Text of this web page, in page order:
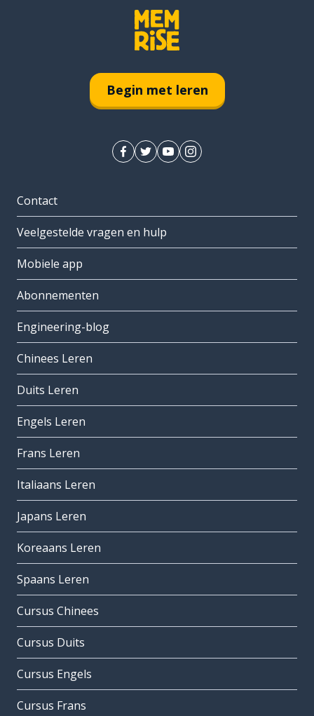
Begin met leren
Contact
Veelgestelde vragen en hulp
Mobiele app
Abonnementen
Engineering-blog
Chinees Leren
Duits Leren
Engels Leren
Frans Leren
Italiaans Leren
Japans Leren
Koreaans Leren
Spaans Leren
Cursus Chinees
Cursus Duits
Cursus Engels
Cursus Frans